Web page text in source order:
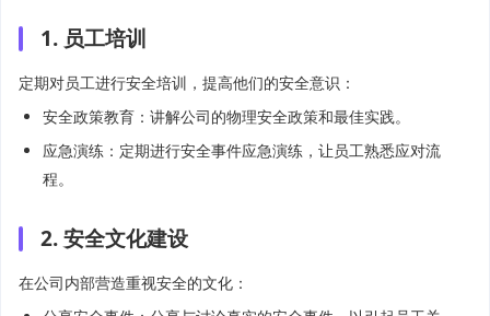
1. 员工培训
定期对员工进行安全培训，提高他们的安全意识：
安全政策教育：讲解公司的物理安全政策和最佳实践。
应急演练：定期进行安全事件应急演练，让员工熟悉应对流
程。
2. 安全文化建设
在公司内部营造重视安全的文化：